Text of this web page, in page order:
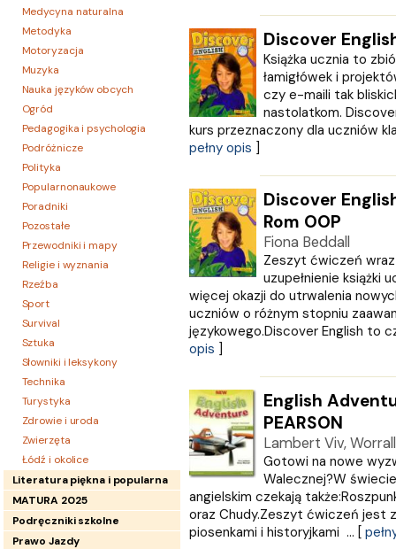
Medycyna naturalna
Metodyka
Motoryzacja
Muzyka
Nauka języków obcych
Ogród
Pedagogika i psychologia
Podróżnicze
Polityka
Popularnonaukowe
Poradniki
Pozostałe
Przewodniki i mapy
Religie i wyznania
Rzeźba
Sport
Survival
Sztuka
Słowniki i leksykony
Technika
Turystyka
Zdrowie i uroda
Zwierzęta
Łódź i okolice
Literatura piękna i popularna
MATURA 2025
Podręczniki szkolne
Prawo Jazdy
Discover
Książka ucznia to
łamigłówek i
czy e-maili tak
nastolatkom.
kurs przeznaczony dla uczniów
pełny opis ]
Discover
Rom OOP
Fiona Beddall
Zeszyt ćwiczeń wraz
uzupełnienie książki
więcej okazji do utrwalenia
uczniów o różnym stopniu
językowego.Discover English to
opis ]
English
PEARSON
Lambert Viv,
Gotowi na nowe
Walecznej?W
angielskim czekają
oraz Chudy.Zeszyt ćwiczeń jest
piosenkami i historyjkami ... [